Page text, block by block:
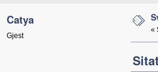
Catya
Gjest
«